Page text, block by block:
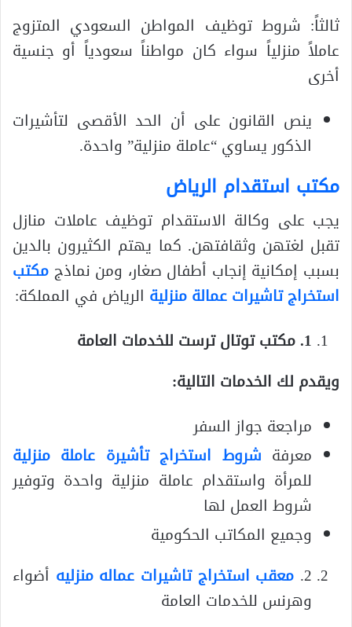
ثالثاً: شروط توظيف المواطن السعودي المتزوج
عاملاً منزلياً سواء كان مواطناً سعودياً أو جنسية
أخرى
ينص القانون على أن الحد الأقصى لتأشيرات
الذكور يساوي “عاملة منزلية” واحدة.
مكتب استقدام الرياض
يجب على وكالة الاستقدام توظيف عاملات منازل
تقبل لغتهن وثقافتهن. كما يهتم الكثيرون بالدين
بسبب إمكانية إنجاب أطفال صغار، ومن نماذجمكتب
استخراج تاشيرات عمالة منزلية الرياض في المملكة:
1. مكتب توتال ترست للخدمات العامة
ويقدم لك الخدمات التالية:
مراجعة جواز السفر
معرفة شروط استخراج تأشيرة عاملة منزلية
للمرأة واستقدام عاملة منزلية واحدة وتوفير
شروط العمل لها
وجميع المكاتب الحكومية
2. معقب استخراج تاشيرات عماله منزليه أضواء
وهرنس للخدمات العامة